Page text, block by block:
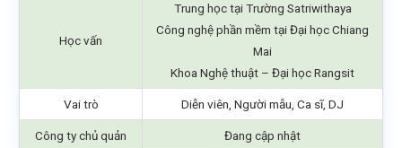
Học vấn
Trung học tại Trường Satriwithaya
Công nghệ phần mềm tại Đại học Chiang
Mai
Khoa Nghệ thuật – Đại học Rangsit
Vai trò Diễn viên, Người mẫu, Ca sĩ, DJ
Công ty chủ quản Đang cập nhật